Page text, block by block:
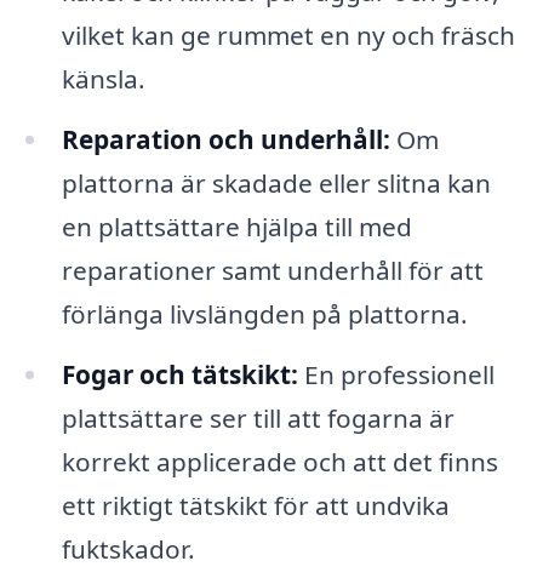
vilket kan ge rummet en ny och fräsch
känsla.
Reparation och underhåll: Om
plattorna är skadade eller slitna kan
en plattsättare hjälpa till med
reparationer samt underhåll för att
förlänga livslängden på plattorna.
Fogar och tätskikt: En professionell
plattsättare ser till att fogarna är
korrekt applicerade och att det finns
ett riktigt tätskikt för att undvika
fuktskador.